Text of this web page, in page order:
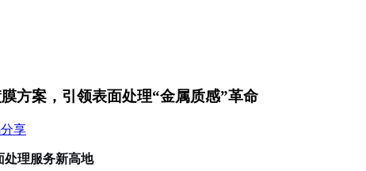
方案，引领表面处理“金属质感”革命
享
处理服务新高地